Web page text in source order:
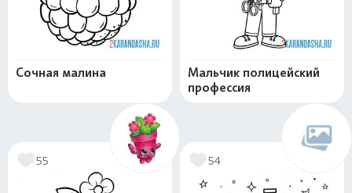
Сочная малина
Мальчик полицейский
профессия
55 54